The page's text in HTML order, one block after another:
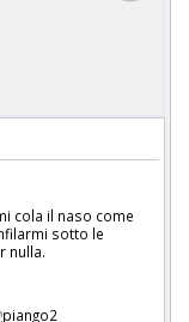
cola il naso come
sotto le
nulla.